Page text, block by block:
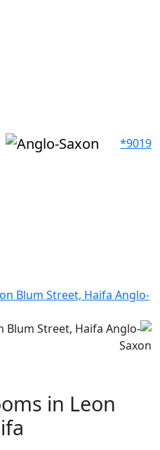
*9019
in Leon